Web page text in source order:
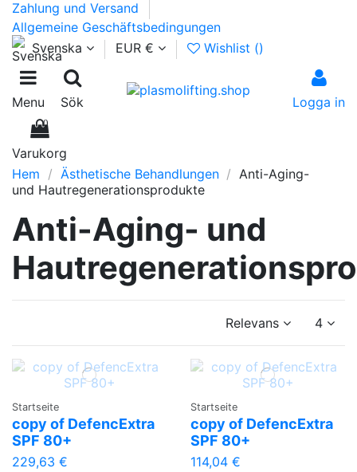
Zahlung und Versand
Allgemeine Geschäftsbedingungen
Svenska
EUR € Wishlist ()
Menu Sök Logga in
0
Varukorg
Hem
Ästhetische Behandlungen
Anti-Aging-
und Hautregenerationsprodukte
Anti-Aging- und
Relevans 4
Startseite
copy of DefencExtra
SPF 80+
229,63 €
Startseite
copy of DefencExtra
SPF 80+
114,04 €